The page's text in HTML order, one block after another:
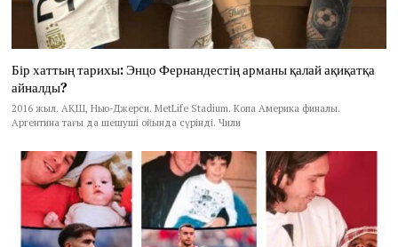
Бір хаттың тарихы: Энцо Фернандестің арманы қалай ақиқатқа
айналды?
2016 жыл. АҚШ, Нью-Джерси. MetLife Stadium. Копа Америка финалы.
Аргентина тағы да шешуші ойында сүрінді. Чили